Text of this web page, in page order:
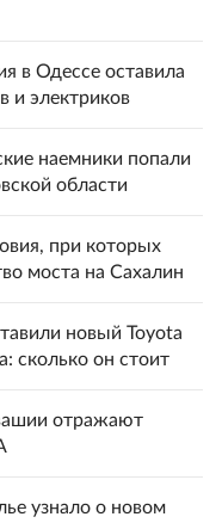
в Одессе оставила
и электриков
наемники попали
области
при которых
моста на Сахалин
новый Toyota
сколько он стоит
отражают
узнало о новом